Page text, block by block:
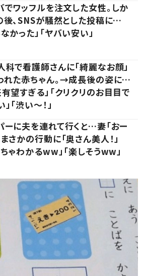
でワッフルを注文した女性。しか
後、SNSが騒然とした投稿に…
なかった」「ヤバい安い」
科で看護師さんに「綺麗なお顔」
れた赤ちゃん。→成長後の姿に…
有望すぎる」「クリクリのお目目で
「渋い～！」
ーに夫を連れて行くと…妻「おー
さかの行動に「奥さん美人！」
ちゃわかるww」「楽しそうww」